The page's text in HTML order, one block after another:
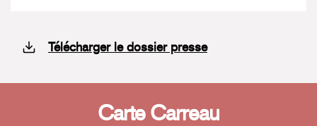
Télécharger le dossier presse
Carte Carreau